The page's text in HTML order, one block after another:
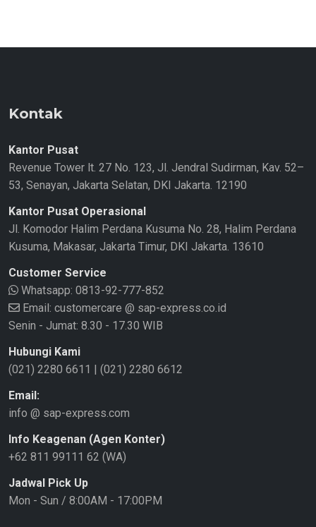
Kontak
Kantor Pusat
Revenue Tower lt. 27 No. 123, Jl. Jendral Sudirman, Kav. 52–
53, Senayan, Jakarta Selatan, DKI Jakarta. 12190
Kantor Pusat Operasional
Jl. Komodor Halim Perdana Kusuma No. 28, Halim Perdana
Kusuma, Makasar, Jakarta Timur, DKI Jakarta. 13610
Customer Service
Whatsapp: 0813-92-777-852
Email: customercare @ sap-express.co.id
Senin - Jumat: 8.30 - 17.30 WIB
Hubungi Kami
(021) 2280 6611
(021) 2280 6612
Email:
info @ sap-express.com
Info Keagenan (Agen Konter)
+62 811 99111 62 (WA)
Jadwal Pick Up
Mon - Sun / 8:00AM - 17:00PM